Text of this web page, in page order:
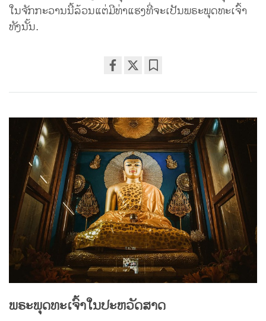
ໃນຈັກກະວານນີ້ລ້ວນແຕ່ມີທ່າແຮງທີ່ຈະເປັນພຣະພຸດທະເຈົ້າ
ທັງນັ້ນ.
on
ພຣະພຸດທະເຈົ້າໃນປະຫວັດສາດ